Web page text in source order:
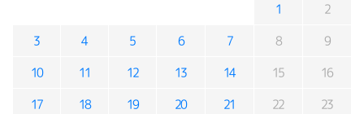
1 2
3 4 5 6 7 8 9
10 11 12 13 14 15 16
17 18 19 20 21 22 23